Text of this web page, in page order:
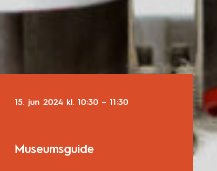
15. jun 2024 kl. 10:30 – 11:30
Museumsguide